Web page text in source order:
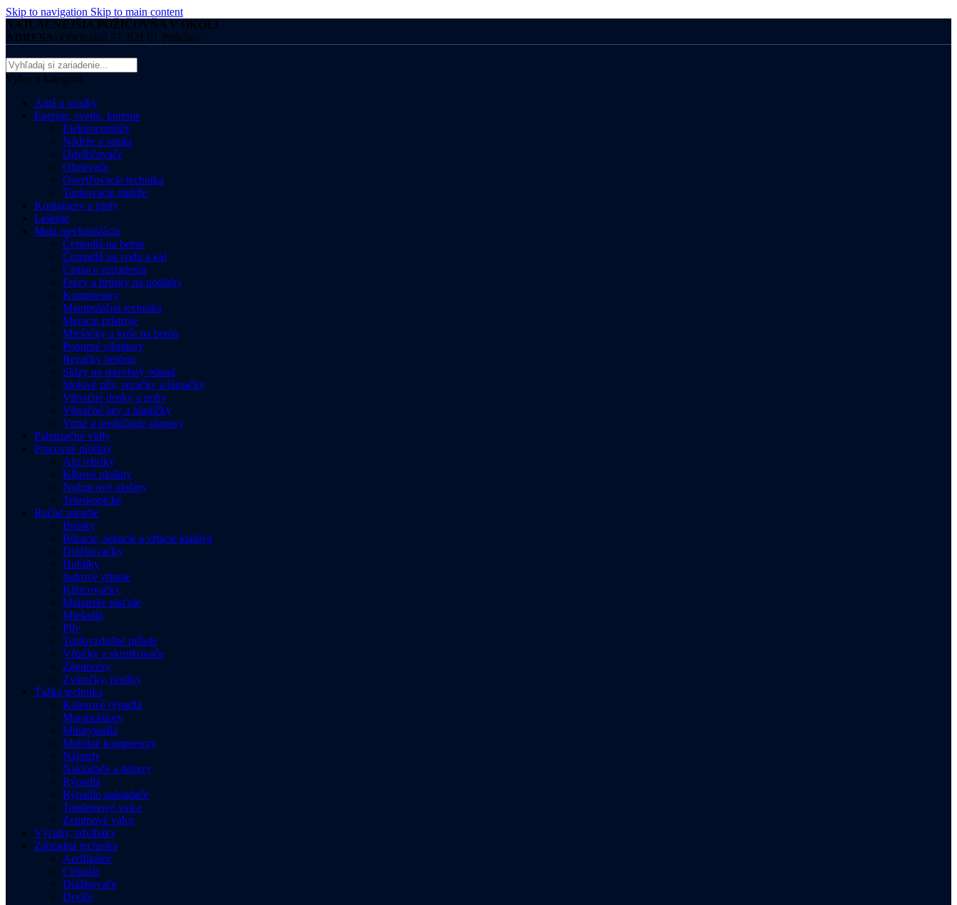
Skip to navigation Skip to main content
NAJLACNEJŠIA POŽIČOVŇA V OKOLÍ
ADRESA: Obchodná 27, 921 01 Piešťany
Vyber z kategórii
Autá a vozíky
Energie, svetlo, kúrenie
Elektrocentrály
Nádrže a sanita
Odvlhčovače
Ohrievače
Osvetľovacia technika
Tankovacie nádrže
Kontajnery a ploty
Lešenie
Malá mechanizácia
Čerpadlá na betón
Čerpadlá na vodu a kal
Čistiace zariadenia
Frézy a brúsky na podlahy
Kompresory
Manipulačná technika
Meracie prístroje
Miešačky a koše na betón
Ponorné vibrátory
Rezačky betónu
Sklzy na stavebný odpad
Stolové píly, rezačky a lámačky
Vibračné dosky a nohy
Vibračné laty a hladičky
Vrtné a pretláčacie súpravy
Paletizačné vidly
Pracovné plošiny
Alu rebríky
Kĺbové plošiny
Nožnicové plošiny
Teleskopické
Ručné náradie
Brúsky
Búracie, sekacie a vŕtacie kladivá
Drážkovačky
Hoblíky
Jadrové vŕtanie
Klincovačky
Maliarske pisťole
Miešadlá
Píly
Teplovzdušné pištole
Vŕtačky a skrutkovače
Závitorezy
Zváračky, horáky
Ťažká technika
Kolesové rýpadlá
Manipulátory
Minirýpadlá
Mobilné kompresory
Nájazdy
Nakladače a dózery
Rýpadlá
Rýpadlo nakladače
Tandemové valce
Zeminové valce
Výťahy, zdviháky
Záhradná technika
Aerifikátor
Cirkulár
Drážkovače
Drviče